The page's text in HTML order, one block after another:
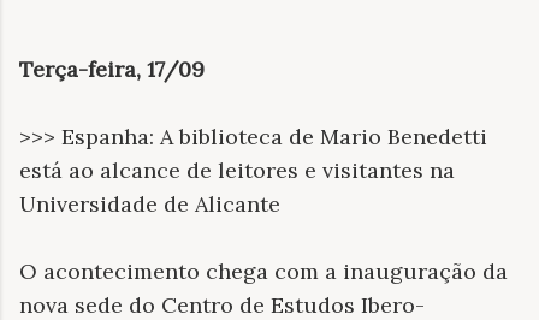
Terça-feira, 17/09
>>> Espanha: A biblioteca de Mario Benedetti
está ao alcance de leitores e visitantes na
Universidade de Alicante
O acontecimento chega com a inauguração da
nova sede do Centro de Estudos Ibero-